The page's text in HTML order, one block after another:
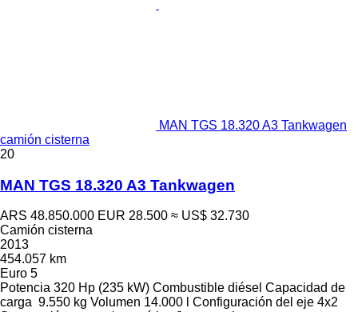
MAN TGS 18.320 A3 Tankwagen
camión cisterna
20
MAN TGS 18.320 A3 Tankwagen
ARS 48.850.000 EUR 28.500 ≈ US$ 32.730
Camión cisterna
2013
454.057 km
Euro 5
Potencia 320 Hp (235 kW) Combustible diésel Capacidad de
carga 9.550 kg Volumen 14.000 l Configuración del eje 4x2